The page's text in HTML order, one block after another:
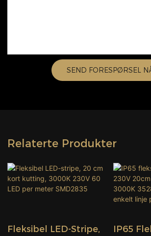
SEND FORESPØRSEL
Relaterte Produkter
Fleksibel LED-Stripe, IP65